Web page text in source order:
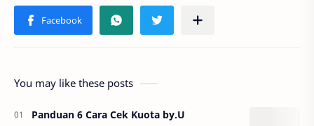
You may like these posts
Panduan 6 Cara Cek Kuota by.U